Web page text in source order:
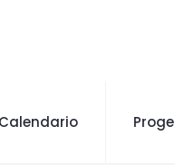
Calendario